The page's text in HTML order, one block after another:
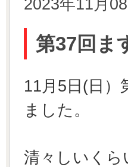
2023年11月
第37回ま
11月5日(日）
ました。
清々しいく